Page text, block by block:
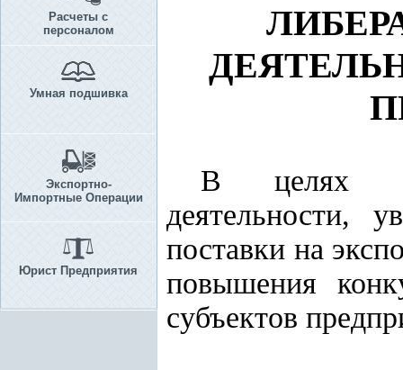
Расчеты с
персоналом
Умная подшивка
Экспортно-
Импортные Операции
Юрист Предприятия
В целях
деятельности,
поставки на
повышения
субъектов